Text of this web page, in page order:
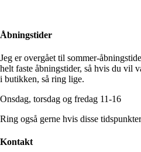
Åbningstider
Jeg er overgået til sommer-
helt faste åbningstider, så hvis du vil
i butikken, så ring lige.
Onsdag, torsdag og fredag 11-16
Ring også gerne hvis disse
Kontakt